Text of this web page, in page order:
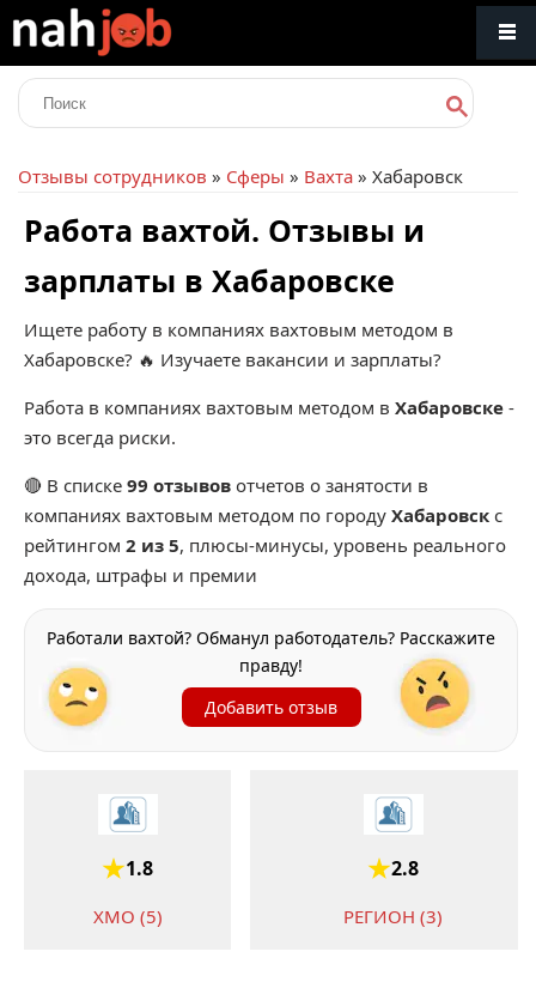
Отзывы сотрудников » Сферы » Вахта » Хабаровск
Работа вахтой. Отзывы и
зарплаты в Хабаровске
Ищете работу в компаниях вахтовым методом в
Хабаровске? 🔥 Изучаете вакансии и зарплаты?
Работа в компаниях вахтовым методом в Хабаровске -
это всегда риски.
🔴 В списке 99 отзывов отчетов о занятости в
компаниях вахтовым методом по городу Хабаровск с
рейтингом 2 из 5, плюсы-минусы, уровень реального
дохода, штрафы и премии
Работали вахтой? Обманул работодатель? Расскажите
правду!
Добавить отзыв
1.8
ХМО (5)
2.8
РЕГИОН (3)